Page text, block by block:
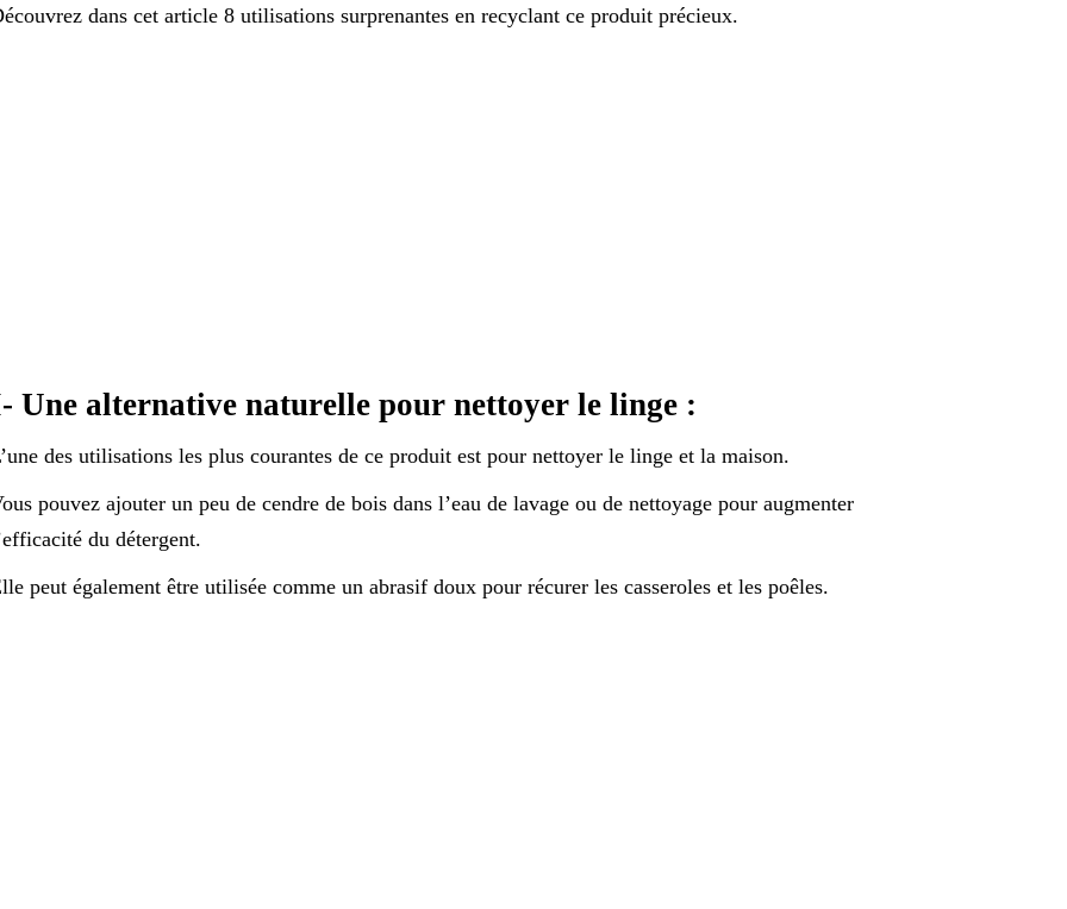
dans cet article 8 utilisations surprenantes en recyclant ce produit précieux.
Une alternative naturelle pour nettoyer le linge :
des utilisations les plus courantes de ce produit est pour nettoyer le linge et la maison.
pouvez ajouter un peu de cendre de bois dans l’eau de lavage ou de nettoyage pour augmenter
du détergent.
peut également être utilisée comme un abrasif doux pour récurer les casseroles et les poêles.